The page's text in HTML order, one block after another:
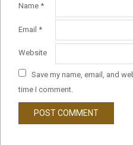
Name *
Email *
Website
Save my name, email, and
time I comment.